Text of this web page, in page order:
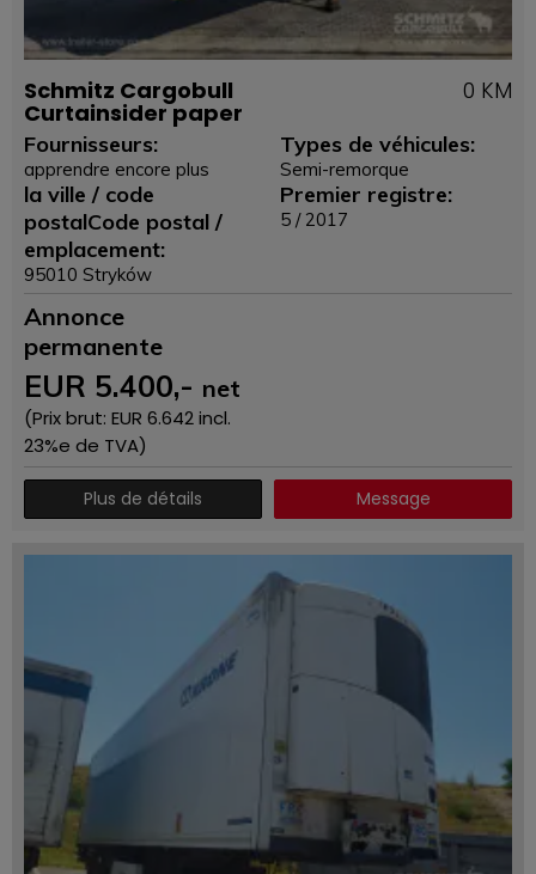
Schmitz Cargobull
Curtainsider paper
0 KM
Fournisseurs:
apprendre encore plus
la ville / code
postalCode postal /
emplacement:
95010 Stryków
Types de véhicules:
Semi-remorque
Premier registre:
5 / 2017
Annonce
permanente
EUR 5.400,- net
(Prix ​​brut: EUR 6.642incl.
23%e de TVA)
Plus de détails Message